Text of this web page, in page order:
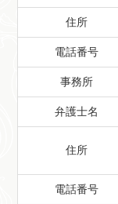
住所
電話番号
事務所
弁護士名
住所
電話番号